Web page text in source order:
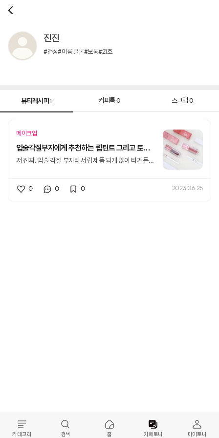
진진
#건성#여름 쿨톤#보통#21호
뷰티레시피1 커피톡0 스크랩 0
메이크업
입술각질부자에게 추천하는 립틴트 그리고 토니모리 신상 애교살라이너
저 진짜, 입술 각질 부자라서 립제품 되게 많이 타거든
0 0 0 2023.06.25
카테고리 검색 홈 카페토니 마이토니